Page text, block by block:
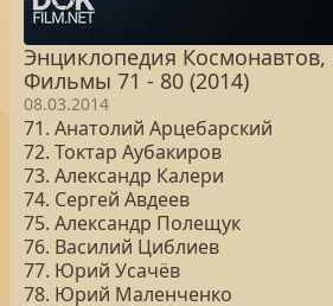
Энциклопедия Космонавтов,
Фильмы 71 - 80 (2014)
08.03.2014
71. Анатолий Арцебарский
72. Токтар Аубакиров
73. Александр Калери
74. Сергей Авдеев
75. Александр Полещук
76. Василий Циблиев
77. Юрий Усачёв
78. Юрий Маленченко